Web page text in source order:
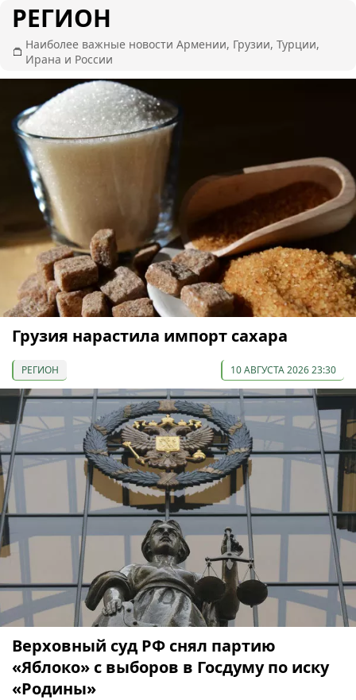
РЕГИОН
Наиболее важные новости Армении, Грузии, Турции,
Ирана и России
Грузия нарастила импорт сахара
РЕГИОН 10 АВГУСТА 2026 23:30
Верховный суд РФ снял партию
«Яблоко» с выборов в Госдуму по иску
«Родины»